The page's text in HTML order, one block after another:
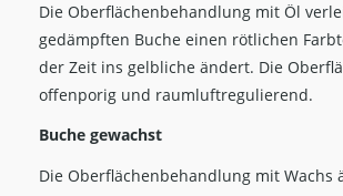
Die Oberflächenbehandlung mit Öl
gedämpften Buche einen rötlichen
der Zeit ins gelbliche ändert. Die
offenporig und raumluftregulierend.
Buche gewachst
Die Oberflächenbehandlung mit Wachs